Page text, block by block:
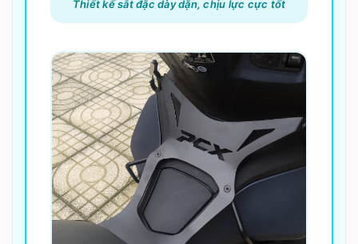
Thiết kế sắt đặc dày dặn, chịu lực cực tốt